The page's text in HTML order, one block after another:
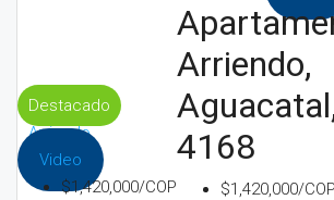
Destacado
Arriendo
Video
$1,420,000/COP
Arriendo,
4168
$1,420,000/COP